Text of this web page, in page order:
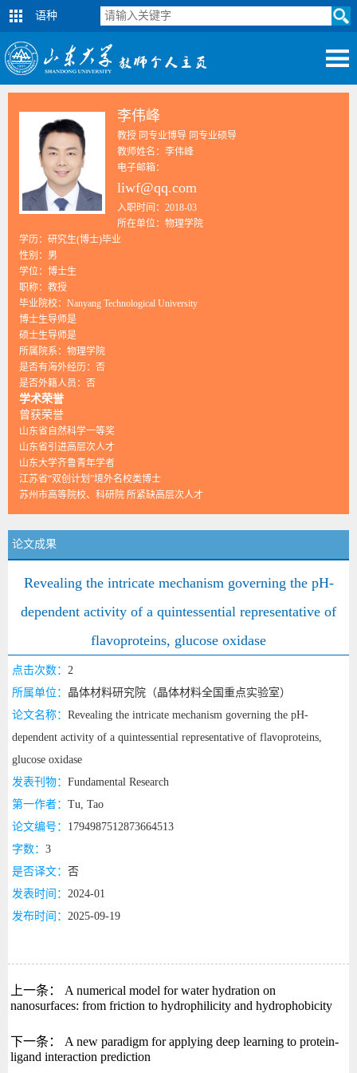
语种
李伟峰
教授 同专业博导 同专业硕导
教师姓名：李伟峰
电子邮箱：
liwf@qq.com
入职时间：2018-03
所在单位：物理学院
学历：研究生(博士)毕业
性别：男
学位：博士生
职称：教授
毕业院校：Nanyang Technological University
博士生导师是
硕士生导师是
所属院系：物理学院
是否有海外经历：否
是否外籍人员：否
学术荣誉
曾获荣誉
山东省自然科学一等奖
山东省引进高层次人才
山东大学齐鲁青年学者
江苏省“双创计划”境外名校类博士
苏州市高等院校、科研院 所紧缺高层次人才
论文成果
Revealing the intricate mechanism governing the pH-
dependent activity of a quintessential representative of
flavoproteins, glucose oxidase
点击次数： 2
所属单位： 晶体材料研究院（晶体材料全国重点实验室）
论文名称： Revealing the intricate mechanism governing the pH-
dependent activity of a quintessential representative of flavoproteins,
glucose oxidase
发表刊物： Fundamental Research
第一作者： Tu, Tao
论文编号： 1794987512873664513
字数： 3
是否译文： 否
发表时间： 2024-01
发布时间： 2025-09-19
上一条：
A numerical model for water hydration on
nanosurfaces: from friction to hydrophilicity and hydrophobicity
下一条：
A new paradigm for applying deep learning to protein-
ligand interaction prediction